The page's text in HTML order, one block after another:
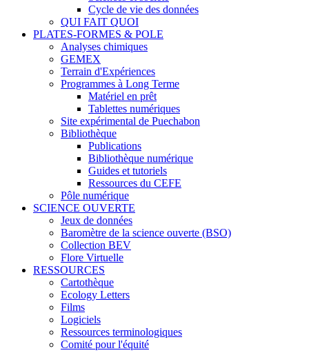
Cycle de vie des données
QUI FAIT QUOI
PLATES-FORMES & POLE
Analyses chimiques
GEMEX
Terrain d'Expériences
Programmes à Long Terme
Matériel en prêt
Tablettes numériques
Site expérimental de Puechabon
Bibliothèque
Publications
Bibliothèque numérique
Guides et tutoriels
Ressources du CEFE
Pôle numérique
SCIENCE OUVERTE
Jeux de données
Baromètre de la science ouverte (BSO)
Collection BEV
Flore Virtuelle
RESSOURCES
Cartothèque
Ecology Letters
Films
Logiciels
Ressources terminologiques
Comité pour l'équité